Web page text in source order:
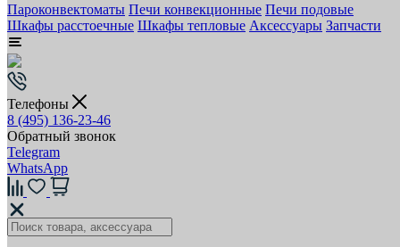
Пароконвектоматы Печи конвекционные Печи подовые
Шкафы расстоечные Шкафы тепловые Аксессуары Запчасти
Телефоны
8 (495) 136-23-46
Обратный звонок
Telegram
WhatsApp